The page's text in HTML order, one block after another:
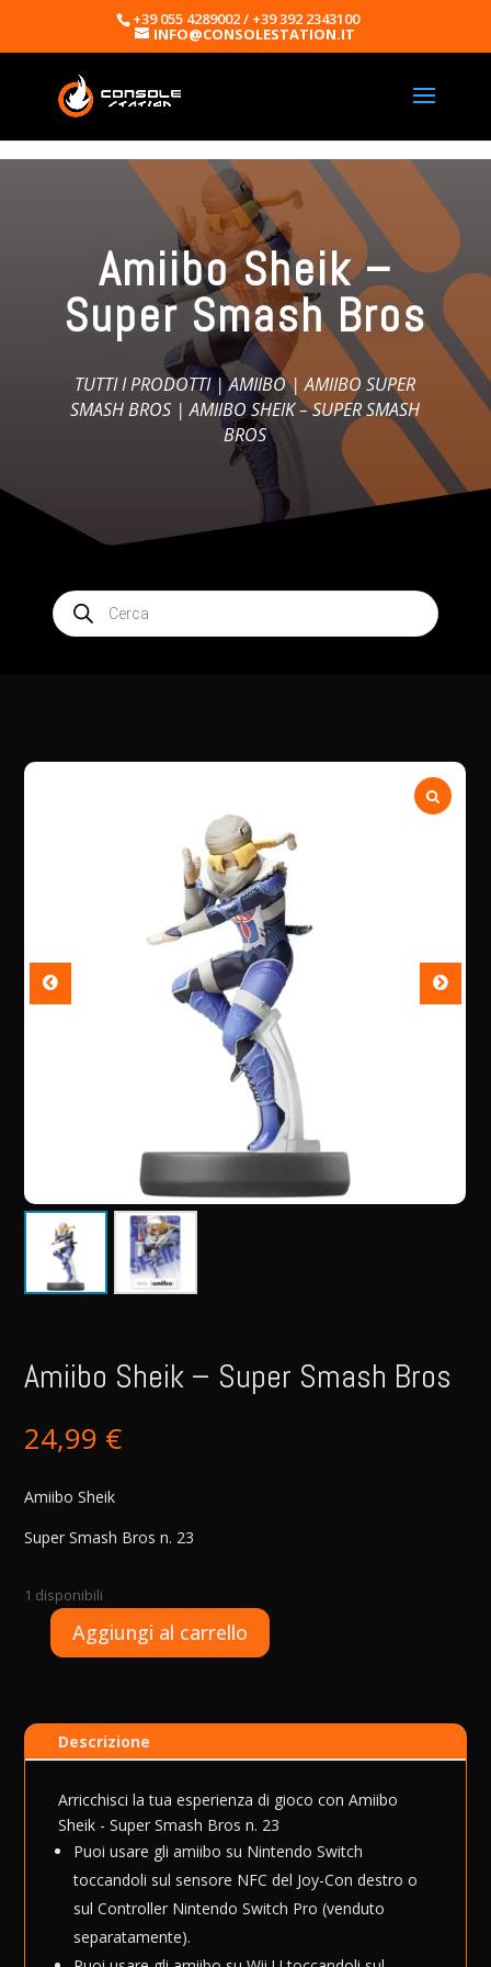
+39 055 4289002 / +39 392 2343100
INFO@CONSOLESTATION.IT
Amiibo Sheik –
Super Smash Bros
TUTTI I PRODOTTI|AMIIBO|AMIIBO SUPER
SMASH BROS | AMIIBO SHEIK – SUPER SMASH
BROS
Products
search
Amiibo Sheik – Super Smash Bros
24,99 €
Amiibo Sheik
Super Smash Bros n. 23
1 disponibili
Amiibo
Super
Smash
quantità
Aggiungi al carrello
r
t
i
v
e
Descrizione
Arricchisci la tua esperienza di gioco con Amiibo
Sheik - Super Smash Bros n. 23
Puoi usare gli amiibo su Nintendo Switch
toccandoli sul sensore NFC del Joy-Con destro o
sul Controller Nintendo Switch Pro (venduto
separatamente).